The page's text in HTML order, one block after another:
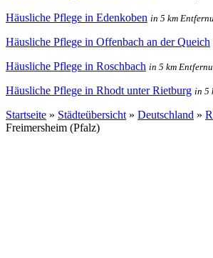
Häusliche Pflege in Edenkoben in 5 km
Häusliche Pflege in Offenbach an der Queich
Häusliche Pflege in Roschbach in 5 km
Häusliche Pflege in Rhodt unter Rietburg in 5
Startseite » Städteübersicht » Deutschland »
Freimersheim (Pfalz)